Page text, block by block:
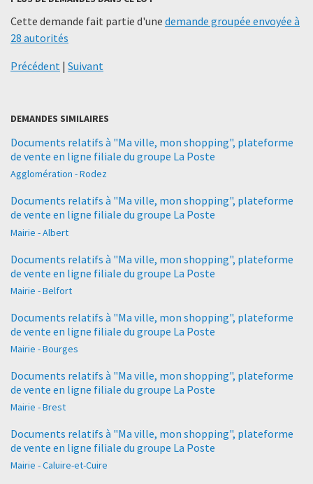
Cette demande fait partie d'une demande groupée envoyée à
28 autorités
Précédent | Suivant
DEMANDES SIMILAIRES
Documents relatifs à "Ma ville, mon shopping", plateforme
de vente en ligne filiale du groupe La Poste
Agglomération - Rodez
Documents relatifs à "Ma ville, mon shopping", plateforme
de vente en ligne filiale du groupe La Poste
Mairie - Albert
Documents relatifs à "Ma ville, mon shopping", plateforme
de vente en ligne filiale du groupe La Poste
Mairie - Belfort
Documents relatifs à "Ma ville, mon shopping", plateforme
de vente en ligne filiale du groupe La Poste
Mairie - Bourges
Documents relatifs à "Ma ville, mon shopping", plateforme
de vente en ligne filiale du groupe La Poste
Mairie - Brest
Documents relatifs à "Ma ville, mon shopping", plateforme
de vente en ligne filiale du groupe La Poste
Mairie - Caluire-et-Cuire